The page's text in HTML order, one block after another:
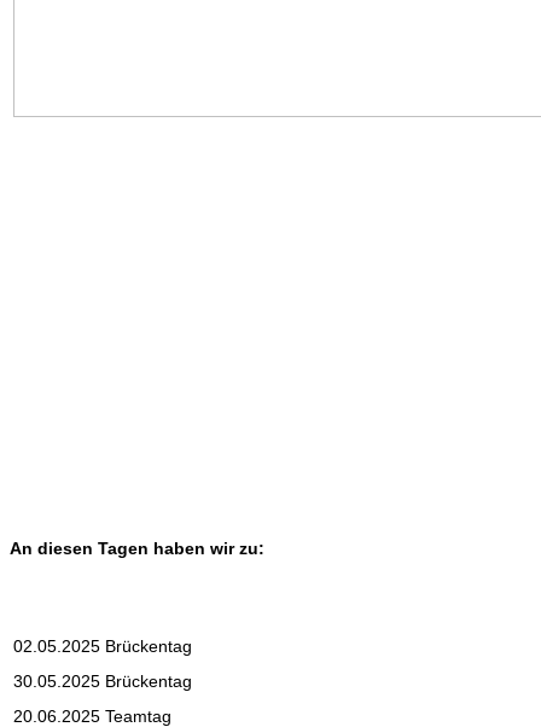
An diesen Tagen haben wir zu:
02.05.2025 Brückentag
30.05.2025 Brückentag
20.06.2025 Teamtag